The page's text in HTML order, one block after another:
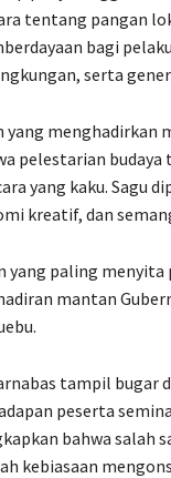
tentang pangan
bagi
serta
yang menghadirkan
pelestarian budaya
yang kaku. Sagu
kreatif, dan
yang paling
mantan
tampil bugar
peserta
bahwa salah
kebiasaan